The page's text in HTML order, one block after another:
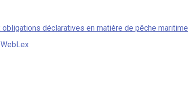
déclaratives en matière de pêche maritime